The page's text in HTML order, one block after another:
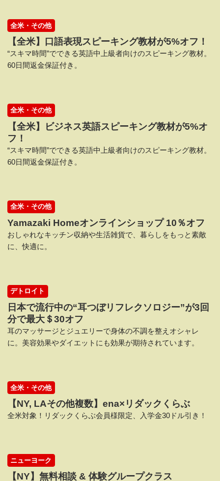
全米・その他
【全米】口語表現スピーキング教材が5%オフ！
“スキマ時間”でできる英語中上級者向けのスピーキング教材。
60日間返金保証付き。
全米・その他
【全米】ビジネス英語スピーキング教材が5%オ
フ！
“スキマ時間”でできる英語中上級者向けのスピーキング教材。
60日間返金保証付き。
全米・その他
Yamazaki Homeオンラインショップ 10％オフ
おしゃれなキッチン収納や生活雑貨で、暮らしをもっと素敵
に、快適に。
デトロイト
日本で流行中の“耳つぼリフレクソロジー”が3回
分で最大＄30オフ
耳のマッサージとジュエリーで身体の不調を整えオシャレ
に。美容効果やダイエットにも効果が期待されています。
全米・その他
【NY, LAその他複数】ena×リダックくらぶ
全米対象！リダックくらぶ会員様限定、入学金30ドル引き！
ニューヨーク
【NY】無料相談 & 体験グループクラス